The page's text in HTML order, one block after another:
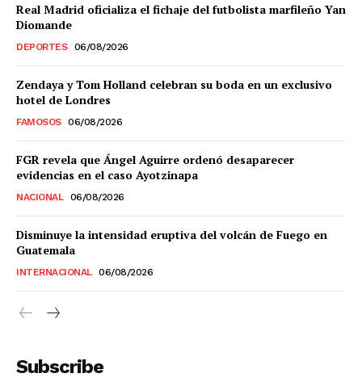
Real Madrid oficializa el fichaje del futbolista marfileño Yan
Diomande
DEPORTES 06/08/2026
Zendaya y Tom Holland celebran su boda en un exclusivo
hotel de Londres
FAMOSOS 06/08/2026
FGR revela que Ángel Aguirre ordenó desaparecer
evidencias en el caso Ayotzinapa
NACIONAL 06/08/2026
Disminuye la intensidad eruptiva del volcán de Fuego en
Guatemala
INTERNACIONAL 06/08/2026
Subscribe